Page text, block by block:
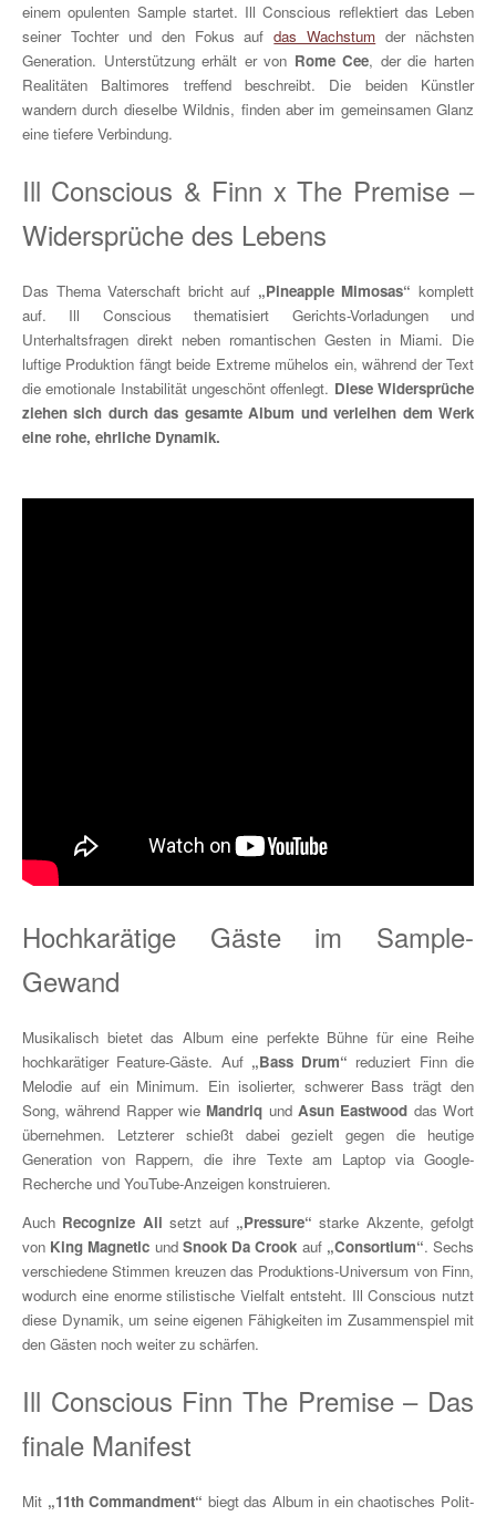
einem opulenten Sample startet. Ill Conscious reflektiert das Leben
seiner Tochter und den Fokus aufdas Wachstum der nächsten
Generation. Unterstützung erhält er von Rome Cee, der die harten
Realitäten Baltimores treffend beschreibt. Die beiden Künstler
wandern durch dieselbe Wildnis, finden aber im gemeinsamen Glanz
eine tiefere Verbindung.
Ill Conscious & Finn x The Premise –
Widersprüche des Lebens
Das Thema Vaterschaft bricht auf „Pineapple Mimosas“ komplett
auf. Ill Conscious thematisiert Gerichts-Vorladungen und
Unterhaltsfragen direkt neben romantischen Gesten in Miami. Die
luftige Produktion fängt beide Extreme mühelos ein, während der Text
die emotionale Instabilität ungeschönt offenlegt. Diese Widersprüche
ziehen sich durch das gesamte Album und verleihen dem Werk
eine rohe, ehrliche Dynamik.
Hochkarätige Gäste im Sample-
Gewand
Musikalisch bietet das Album eine perfekte Bühne für eine Reihe
hochkarätiger Feature-Gäste. Auf „Bass Drum“ reduziert Finn die
Melodie auf ein Minimum. Ein isolierter, schwerer Bass trägt den
Song, während Rapper wie Mandriq undAsun Eastwood das Wort
übernehmen. Letzterer schießt dabei gezielt gegen die heutige
Generation von Rappern, die ihre Texte am Laptop via Google-
Recherche und YouTube-Anzeigen konstruieren.
Auch Recognize Ali setzt auf „Pressure“ starke Akzente, gefolgt
von King Magnetic und Snook Da Crook auf „Consortium“. Sechs
verschiedene Stimmen kreuzen das Produktions-Universum von Finn,
wodurch eine enorme stilistische Vielfalt entsteht. Ill Conscious nutzt
diese Dynamik, um seine eigenen Fähigkeiten im Zusammenspiel mit
den Gästen noch weiter zu schärfen.
Ill Conscious Finn The Premise – Das
finale Manifest
Mit „11th Commandment“ biegt das Album in ein chaotisches Polit-